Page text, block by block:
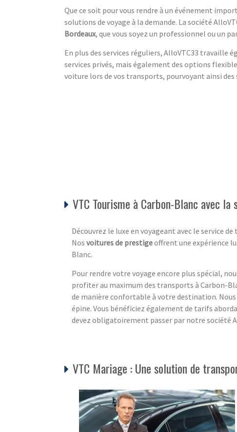
Que ce soit pour vous rendre à un événement
solutions de voyage à la demande. La société
Bordeaux, que vous soyez un professionnel ou un
En plus des services réguliers, AlloVTC33 travaille
services privés, mais également des options
voiture lors de vos transports, pourvoyant ainsi des
VTC Tourisme à Carbon-Blanc avec la
Découvrez le luxe en voyageant avec le service
Nos voitures de prestigeoffrent une expérience
Blanc.
Pour rendre votre voyage encore plus spécial,
profiter au maximum des transports à Carbon-
de manière confortable à votre destination.
épine. Vous bénéficiez également de tarifs
devez obligatoirement passer par notre société
VTC Mariage : Une solution de